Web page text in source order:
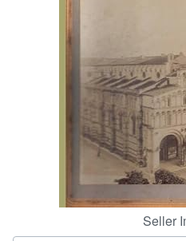
Start Selling
Seller